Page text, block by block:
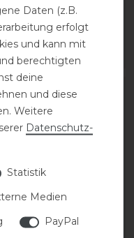
€ *
ARTIKEL MERKEN
Daten (z.B.
erfolgt
und kann mit
berechtigten
deine
und diese
Weitere
Daten­schutz­
Statistik
Medien
PayPal